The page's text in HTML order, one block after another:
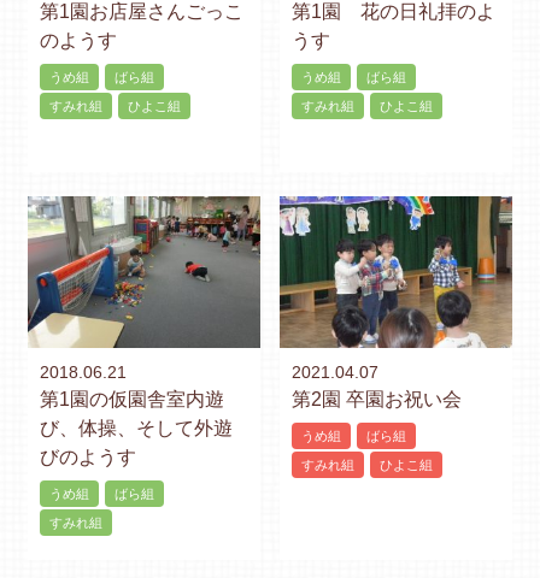
第1園お店屋さんごっこ
のようす
うめ組
ばら組
すみれ組
ひよこ組
第1園 花の日礼拝のよ
うす
うめ組
ばら組
すみれ組
ひよこ組
2018.06.21
第1園の仮園舎室内遊
び、体操、そして外遊
びのようす
うめ組
ばら組
すみれ組
2021.04.07
第2園 卒園お祝い会
うめ組
ばら組
すみれ組
ひよこ組